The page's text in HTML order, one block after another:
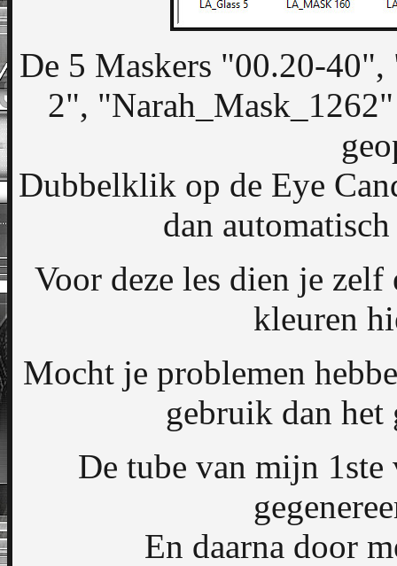
De 5 Maskers "00.20-
2",
Dubbelklik op de Eye
dan
Voor deze les dien je zelf
kleuren
Mocht je problemen
gebruik dan
De tube van mijn
En daarna door